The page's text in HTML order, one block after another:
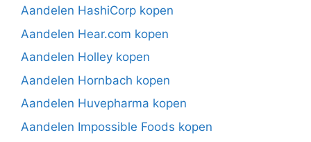
Aandelen HashiCorp kopen
Aandelen Hear.com kopen
Aandelen Holley kopen
Aandelen Hornbach kopen
Aandelen Huvepharma kopen
Aandelen Impossible Foods kopen